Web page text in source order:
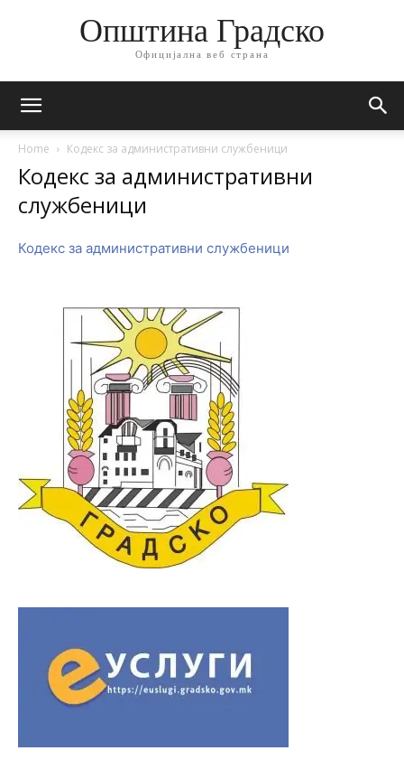
Општина Градско
Официјална веб страна
Home Кодекс за административни службеници
Кодекс за административни
службеници
Кодекс за административни службеници